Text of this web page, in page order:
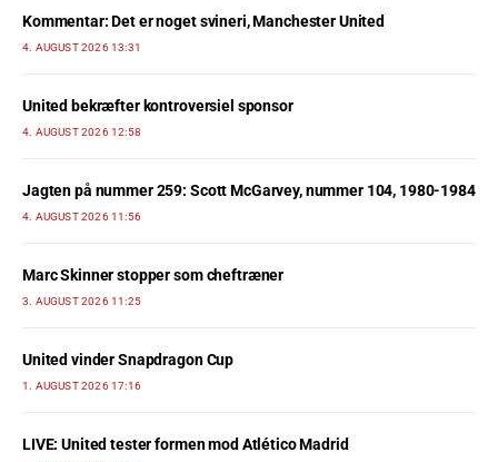
Kommentar: Det er noget svineri, Manchester United
4. AUGUST 2026 13:31
United bekræfter kontroversiel sponsor
4. AUGUST 2026 12:58
Jagten på nummer 259: Scott McGarvey, nummer 104, 1980-1984
4. AUGUST 2026 11:56
Marc Skinner stopper som cheftræner
3. AUGUST 2026 11:25
United vinder Snapdragon Cup
1. AUGUST 2026 17:16
LIVE: United tester formen mod Atlético Madrid